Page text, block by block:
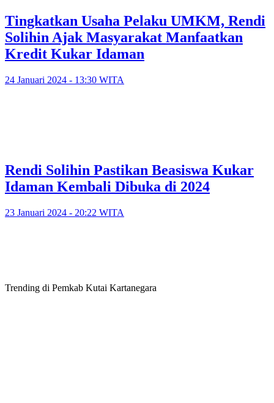
Tingkatkan Usaha Pelaku UMKM, Rendi
Solihin Ajak Masyarakat Manfaatkan
Kredit Kukar Idaman
24 Januari 2024 - 13:30 WITA
Rendi Solihin Pastikan Beasiswa Kukar
Idaman Kembali Dibuka di 2024
23 Januari 2024 - 20:22 WITA
Trending di Pemkab Kutai Kartanegara